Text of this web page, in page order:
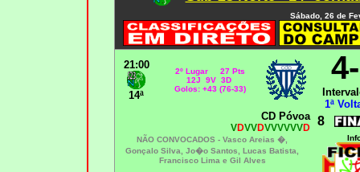
Sábado, 26 de
21:00
14ª
2º Lugar 27 Pts
12J 9V 3D
Golos: +43 (76-33)
1ª
CD Póvoa
VDVVDVVVVVVD 8
NÃO CONVOCADOS - Vasco Areias �,
Gonçalo Silva, Jo�o Santos, Lucas Batista
Francisco Lima e Gil Alves